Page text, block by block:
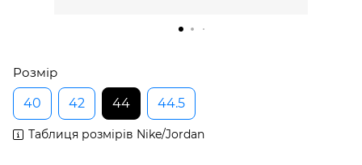
Розмір
40
42 44 44.5
Таблиця розмірів Nike/Jordan